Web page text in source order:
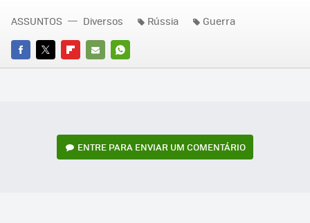
FACEBOOK
TWITTERFLIPBOARD
E-
WHATSAPP
ASSUNTOS Diversos Rússia Guerra
ENTRE PARA ENVIAR UM COMENTÁRIO